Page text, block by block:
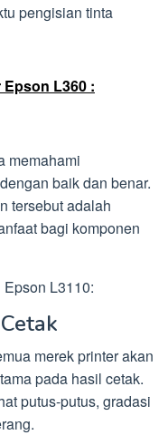
pengisian tinta
L360 :
memahami
baik dan benar.
tersebut adalah
bagi komponen
L3110:
merek printer akan
pada hasil cetak.
putus-putus, gradasi